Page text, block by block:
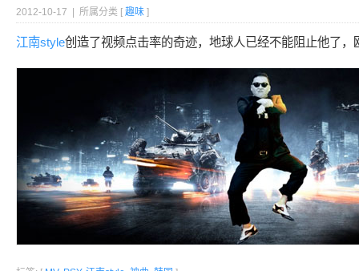
2012-10-17 | 所属分类 [ 趣味 ]
江南style创造了视频点击率的奇迹，地球人已经不能阻止他了，